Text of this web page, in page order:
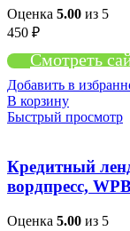
Оценка 5.00 из 5
450 ₽
Смотреть
Добавить в
В корзину
Быстрый просмотр
Кредитный
вордпресс,
Оценка 5.00 из 5